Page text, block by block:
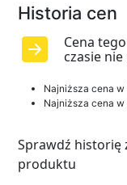
Historia cen
Cena
czasie
Najniższa cena w
Najniższa cena
Sprawdź historię
produktu